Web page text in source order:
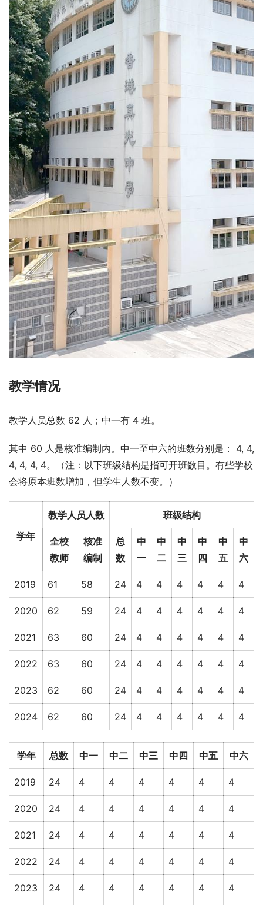
教学情况
教学人员总数 62 人；中一有 4 班。
其中 60 人是核准编制内。中一至中六的班数分别是： 4, 4,
4, 4, 4, 4。（注：以下班级结构是指可开班数目。有些学校
会将原本班数增加，但学生人数不变。）
学年
教学人员人数 班级结构
全校
教师
核准
编制
总
数
中
一
中
二
中
三
中
四
中
五
中
六
2019 61 58 24 4 4 4 4 4 4
2020 62 59 24 4 4 4 4 4 4
2021 63 60 24 4 4 4 4 4 4
2022 63 60 24 4 4 4 4 4 4
2023 62 60 24 4 4 4 4 4 4
2024 62 60 24 4 4 4 4 4 4
学年 总数 中一 中二 中三 中四 中五 中六
2019 24 4 4 4 4 4 4
2020 24 4 4 4 4 4 4
2021 24 4 4 4 4 4 4
2022 24 4 4 4 4 4 4
2023 24 4 4 4 4 4 4